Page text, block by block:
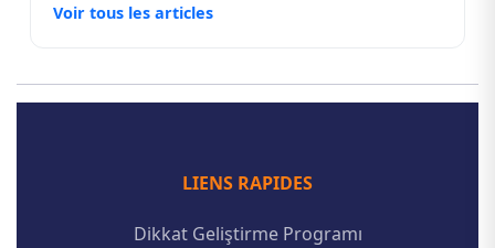
Voir tous les articles
LIENS RAPIDES
Dikkat Geliştirme Programı